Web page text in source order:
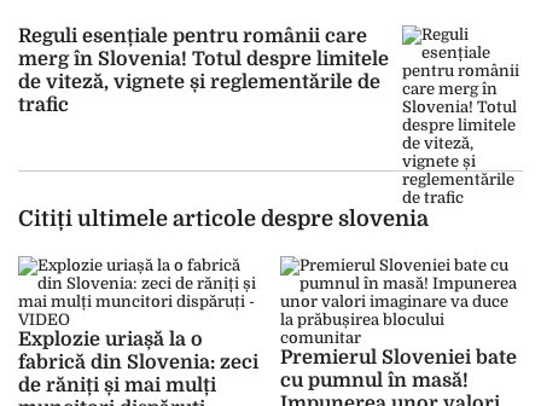
Reguli esențiale pentru românii care
merg în Slovenia! Totul despre limitele
de viteză, vignete și reglementările de
trafic
Citiți ultimele articole despre slovenia
Explozie uriașă la o
fabrică din Slovenia: zeci
de răniți și mai mulți
Premierul Sloveniei bate
cu pumnul în masă!